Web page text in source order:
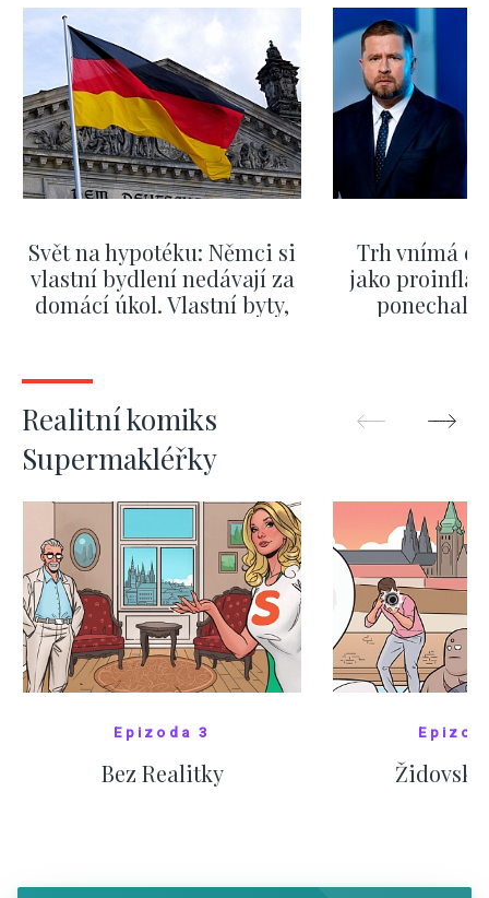
Svět na hypotéku: Němci si
vlastní bydlení nedávají za
domácí úkol. Vlastní byty,
Trh vnímá
jako
ponechali
Realitní komiks
Supermakléřky
Epizoda 3
Bez Realitky